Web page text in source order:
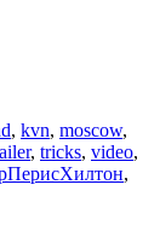
, kvn, moscow,
, tricks, video,
,